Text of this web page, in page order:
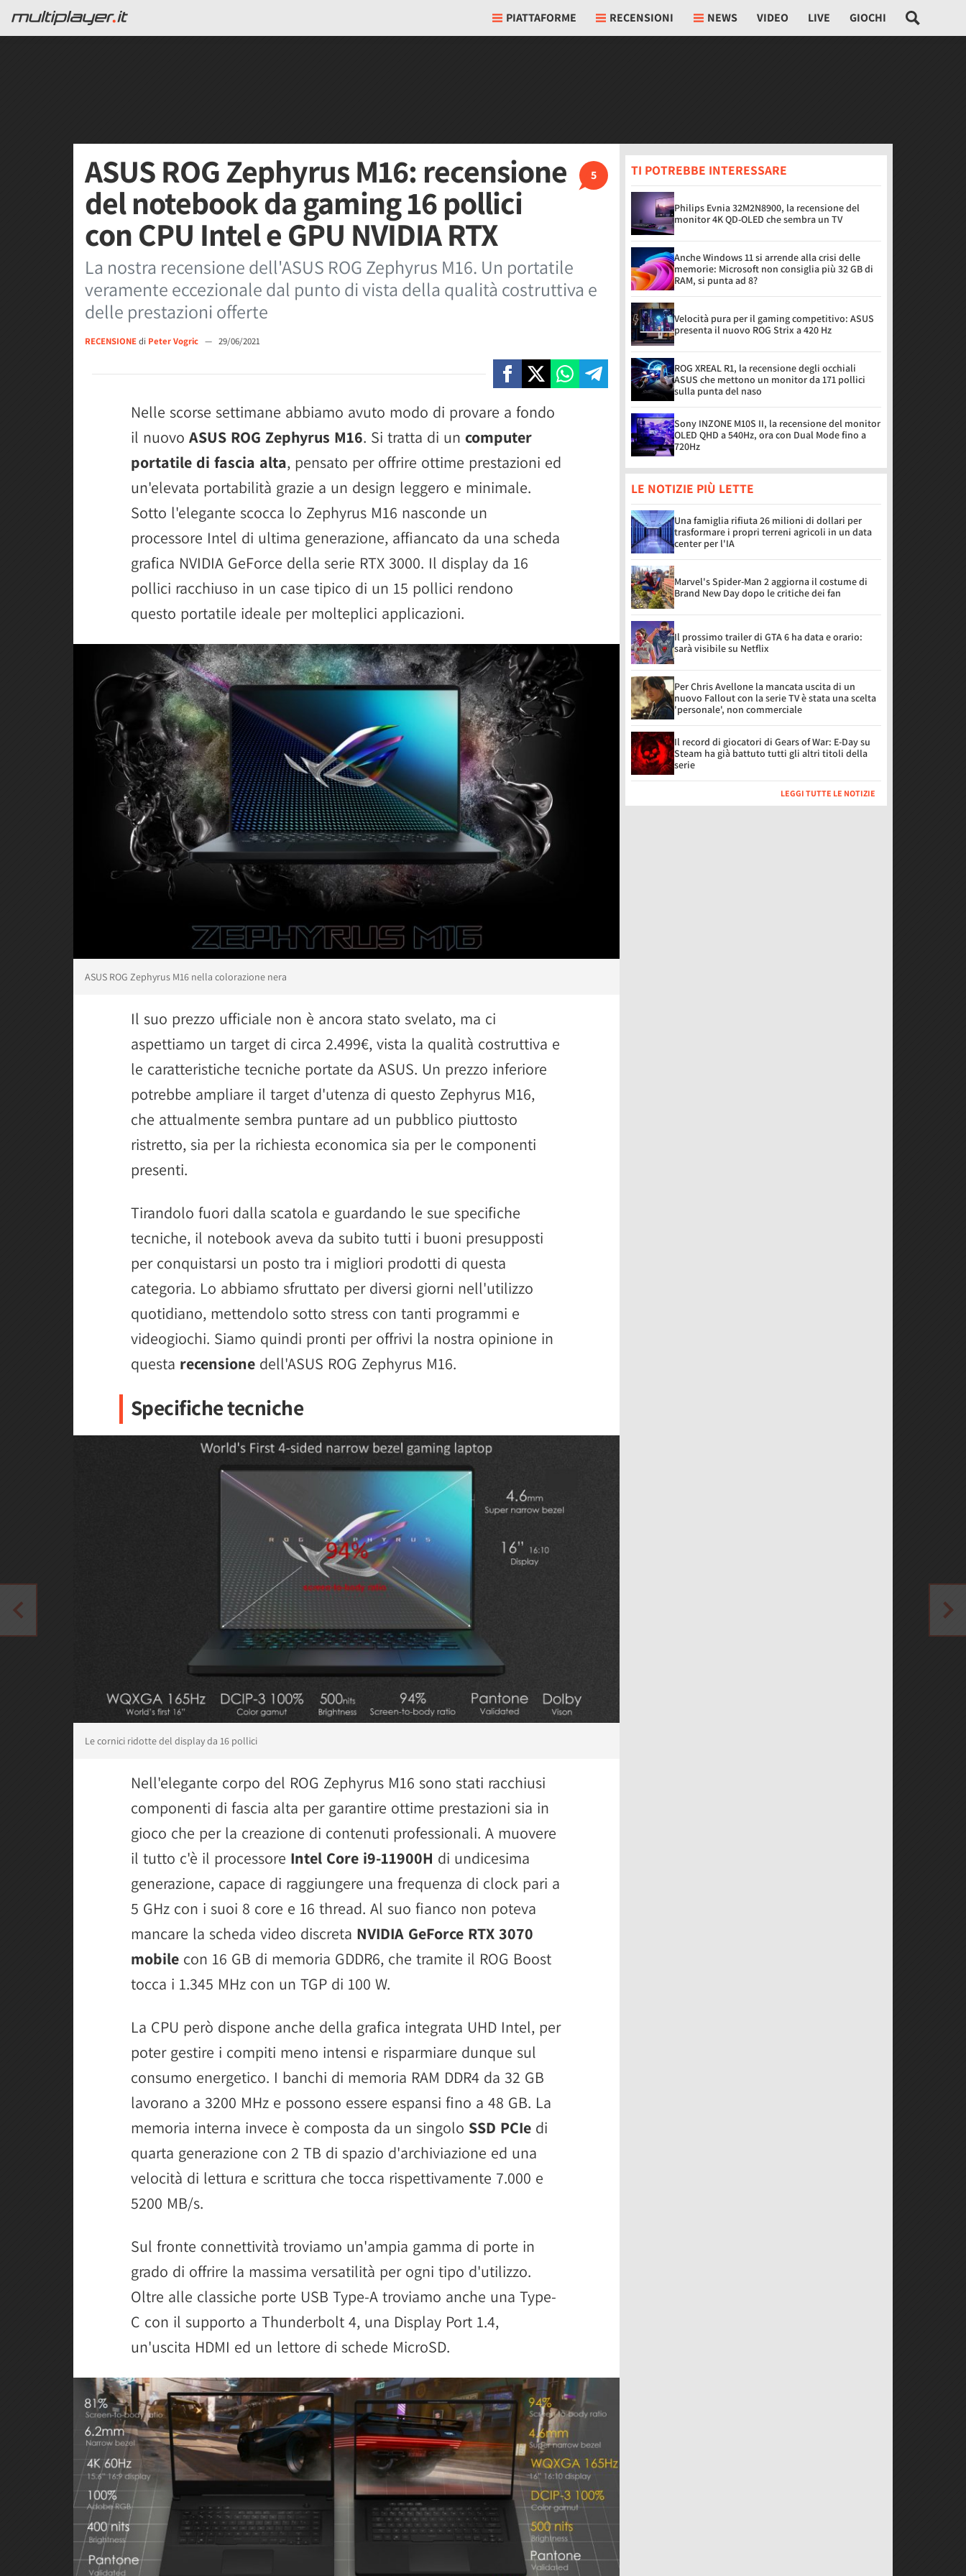
PIATTAFORME RECENSIONI NEWS VIDEO LIVE GIOCHI
5
ASUS ROG Zephyrus M16: recensione
del notebook da gaming 16 pollici
con CPU Intel e GPU NVIDIA RTX
La nostra recensione dell'ASUS ROG Zephyrus M16. Un portatile
veramente eccezionale dal punto di vista della qualità costruttiva e
delle prestazioni offerte
RECENSIONEdi Peter Vogric — 29/06/2021
Nelle scorse settimane abbiamo avuto modo di provare a fondo
il nuovo ASUS ROG Zephyrus M16. Si tratta di un computer
portatile di fascia alta, pensato per offrire ottime prestazioni ed
un'elevata portabilità grazie a un design leggero e minimale.
Sotto l'elegante scocca lo Zephyrus M16 nasconde un
processore Intel di ultima generazione, affiancato da una scheda
grafica NVIDIA GeForce della serie RTX 3000. Il display da 16
pollici racchiuso in un case tipico di un 15 pollici rendono
questo portatile ideale per molteplici applicazioni.
ASUS ROG Zephyrus M16 nella colorazione nera
Il suo prezzo ufficiale non è ancora stato svelato, ma ci
aspettiamo un target di circa 2.499€, vista la qualità costruttiva e
le caratteristiche tecniche portate da ASUS. Un prezzo inferiore
potrebbe ampliare il target d'utenza di questo Zephyrus M16,
che attualmente sembra puntare ad un pubblico piuttosto
ristretto, sia per la richiesta economica sia per le componenti
presenti.
Tirandolo fuori dalla scatola e guardando le sue specifiche
tecniche, il notebook aveva da subito tutti i buoni presupposti
per conquistarsi un posto tra i migliori prodotti di questa
categoria. Lo abbiamo sfruttato per diversi giorni nell'utilizzo
quotidiano, mettendolo sotto stress con tanti programmi e
videogiochi. Siamo quindi pronti per offrivi la nostra opinione in
questa recensione dell'ASUS ROG Zephyrus M16.
Specifiche tecniche
Le cornici ridotte del display da 16 pollici
Nell'elegante corpo del ROG Zephyrus M16 sono stati racchiusi
componenti di fascia alta per garantire ottime prestazioni sia in
gioco che per la creazione di contenuti professionali. A muovere
il tutto c'è il processore Intel Core i9-11900H di undicesima
generazione, capace di raggiungere una frequenza di clock pari a
5 GHz con i suoi 8 core e 16 thread. Al suo fianco non poteva
mancare la scheda video discreta NVIDIA GeForce RTX 3070
mobile con 16 GB di memoria GDDR6, che tramite il ROG Boost
tocca i 1.345 MHz con un TGP di 100 W.
La CPU però dispone anche della grafica integrata UHD Intel, per
poter gestire i compiti meno intensi e risparmiare dunque sul
consumo energetico. I banchi di memoria RAM DDR4 da 32 GB
lavorano a 3200 MHz e possono essere espansi fino a 48 GB. La
memoria interna invece è composta da un singolo SSD PCIe di
quarta generazione con 2 TB di spazio d'archiviazione ed una
velocità di lettura e scrittura che tocca rispettivamente 7.000 e
5200 MB/s.
Sul fronte connettività troviamo un'ampia gamma di porte in
grado di offrire la massima versatilità per ogni tipo d'utilizzo.
Oltre alle classiche porte USB Type-A troviamo anche una Type-
C con il supporto a Thunderbolt 4, una Display Port 1.4,
un'uscita HDMI ed un lettore di schede MicroSD.
TI POTREBBE INTERESSARE
Philips Evnia 32M2N8900, la recensione del
monitor 4K QD-OLED che sembra un TV
Anche Windows 11 si arrende alla crisi delle
memorie: Microsoft non consiglia più 32 GB di
RAM, si punta ad 8?
Velocità pura per il gaming competitivo: ASUS
presenta il nuovo ROG Strix a 420 Hz
ROG XREAL R1, la recensione degli occhiali
ASUS che mettono un monitor da 171 pollici
sulla punta del naso
Sony INZONE M10S II, la recensione del monitor
OLED QHD a 540Hz, ora con Dual Mode fino a
720Hz
LE NOTIZIE PIÙ LETTE
Una famiglia rifiuta 26 milioni di dollari per
trasformare i propri terreni agricoli in un data
center per l'IA
Marvel's Spider-Man 2 aggiorna il costume di
Brand New Day dopo le critiche dei fan
Il prossimo trailer di GTA 6 ha data e orario:
sarà visibile su Netflix
Per Chris Avellone la mancata uscita di un
nuovo Fallout con la serie TV è stata una scelta
'personale', non commerciale
Il record di giocatori di Gears of War: E-Day su
Steam ha già battuto tutti gli altri titoli della
serie
LEGGI TUTTE LE NOTIZIE